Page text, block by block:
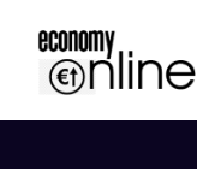
contenuto